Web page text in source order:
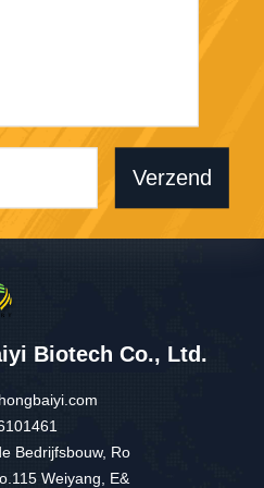
Verzend
Biotech Co., Ltd.
Bedrijfsbouw, Ro
Weiyang, E&